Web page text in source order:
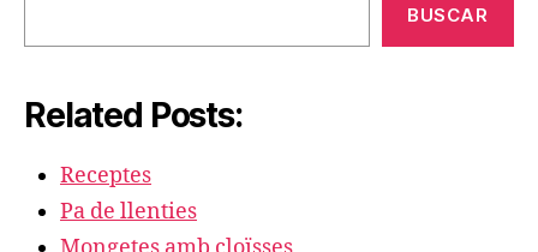
BUSCAR
Related Posts:
Receptes
Pa de llenties